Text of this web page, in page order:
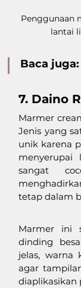
Penggunaan
lantai
Baca juga:
7. Daino
Marmer
Jenis yang
unik karena
menyerupai
sangat
tetap dalam
Marmer ini
dinding
jelas, warna
agar
diaplikasikan